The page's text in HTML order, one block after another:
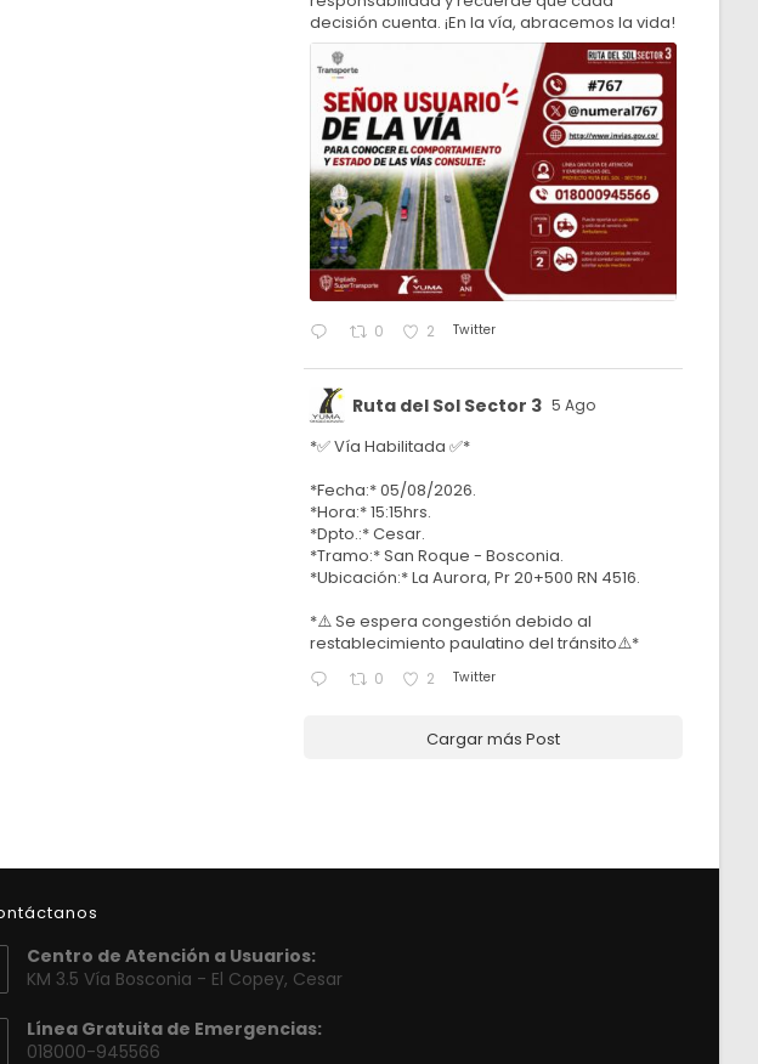
decisión cuenta. ¡En la vía, abracemos la vida!
0 2 Twitter
Ruta del Sol Sector 3 5 Ago
*✅ Vía Habilitada ✅*
*Fecha:* 05/08/2026.
*Hora:* 15:15hrs.
*Dpto.:* Cesar.
*Tramo:* San Roque - Bosconia.
*Ubicación:* La Aurora, Pr 20+500 RN 4516.
*⚠️ Se espera congestión debido al
restablecimiento paulatino del tránsito⚠️*
0 2 Twitter
Cargar más Post
Centro de Atención a Usuarios:
KM 3.5 Vía Bosconia - El Copey, Cesar
Línea Gratuita de Emergencias:
018000-945566